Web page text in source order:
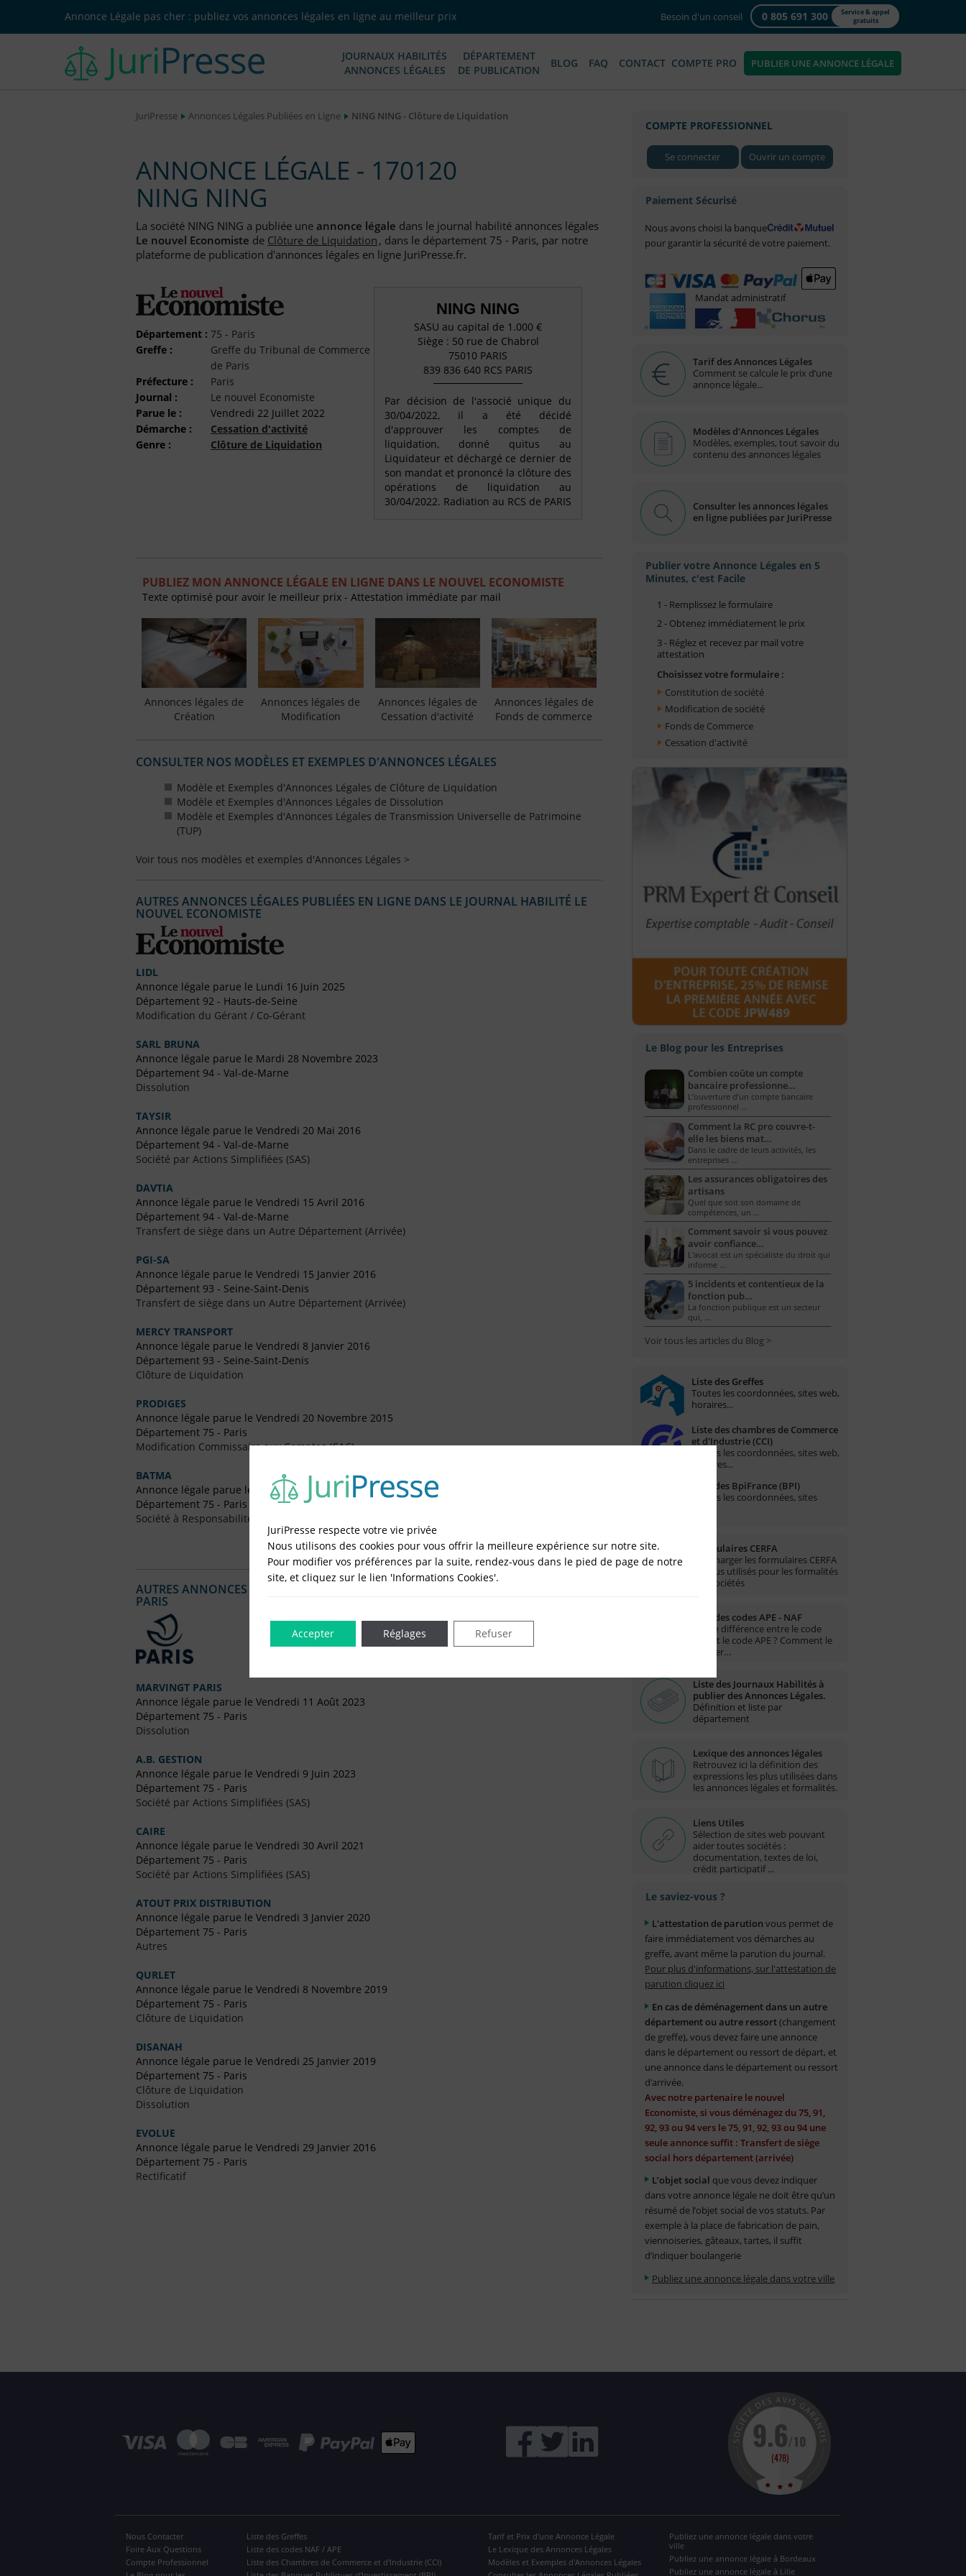
Annonce Légale pas cher : publiez vos annonces légales en ligne au meilleur prix Besoin d'un conseil 0 805 691 300
Service & appel
gratuits
JOURNAUX HABILITÉS
ANNONCES LÉGALES
DÉPARTEMENT
DE PUBLICATION
BLOG FAQ CONTACT COMPTE PRO PUBLIER UNE ANNONCE LÉGALE
JuriPresse Annonces Légales Publiées en Ligne NING NING - Clôture de Liquidation
ANNONCE LÉGALE - 170120
NING NING
La société NING NING a publiée une annonce légale dans le journal habilité annonces légales
Le nouvel Economiste de Clôture de Liquidation, dans le département 75 - Paris, par notre
plateforme de publication d'annonces légales en ligne JuriPresse.fr.
Département : 75 - Paris
Greffe :
Greffe du Tribunal de Commerce
de Paris
Préfecture :
Paris
Journal :
Le nouvel Economiste
Parue le :
Vendredi 22 Juillet 2022
Démarche :
Cessation d'activité
Genre :
Clôture de Liquidation
NING NING
SASU au capital de 1.000 €
Siège : 50 rue de Chabrol
75010 PARIS
839 836 640 RCS PARIS
Par décision de l'associé unique du
30/04/2022, il a été décidé
d'approuver les comptes de
liquidation, donné quitus au
Liquidateur et déchargé ce dernier de
son mandat et prononcé la clôture des
opérations de liquidation au
30/04/2022. Radiation au RCS de PARIS
PUBLIEZ MON ANNONCE LÉGALE EN LIGNE DANS LE NOUVEL ECONOMISTE
Texte optimisé pour avoir le meilleur prix - Attestation immédiate par mail
Annonces légales de
Création
Annonces légales de
Modification
Annonces légales de
Cessation d'activité
Annonces légales de
Fonds de commerce
CONSULTER NOS MODÈLES ET EXEMPLES D'ANNONCES LÉGALES
Modèle et Exemples d'Annonces Légales de Clôture de Liquidation
Modèle et Exemples d'Annonces Légales de Dissolution
Modèle et Exemples d'Annonces Légales de Transmission Universelle de Patrimoine
(TUP)
Voir tous nos modèles et exemples d'Annonces Légales >
AUTRES ANNONCES LÉGALES PUBLIÉES EN LIGNE DANS LE JOURNAL HABILITÉ LE
NOUVEL ECONOMISTE
LIDL
Annonce légale parue le Lundi 16 Juin 2025
Département 92 - Hauts-de-Seine
Modification du Gérant / Co-Gérant
SARL BRUNA
Annonce légale parue le Mardi 28 Novembre 2023
Département 94 - Val-de-Marne
Dissolution
TAYSIR
Annonce légale parue le Vendredi 20 Mai 2016
Département 94 - Val-de-Marne
Société par Actions Simplifiées (SAS)
DAVTIA
Annonce légale parue le Vendredi 15 Avril 2016
Département 94 - Val-de-Marne
Transfert de siège dans un Autre Département (Arrivée)
PGI-SA
Annonce légale parue le Vendredi 15 Janvier 2016
Département 93 - Seine-Saint-Denis
Transfert de siège dans un Autre Département (Arrivée)
MERCY TRANSPORT
Annonce légale parue le Vendredi 8 Janvier 2016
Département 93 - Seine-Saint-Denis
Clôture de Liquidation
PRODIGES
Annonce légale parue le Vendredi 20 Novembre 2015
Département 75 - Paris
Modification Commissaire aux Comptes (CAC)
BATMA
Annonce légale parue le Vendredi 9 Octobre 2015
Département 75 - Paris
Société à Responsabilité Limitée (SARL)
AUTRES ANNONCES LÉGALES PUBLIÉES EN LIGNE DANS LE DÉPARTEMENT DU 75 -
PARIS
MARVINGT PARIS
Annonce légale parue le Vendredi 11 Août 2023
Département 75 - Paris
Dissolution
A.B. GESTION
Annonce légale parue le Vendredi 9 Juin 2023
Département 75 - Paris
Société par Actions Simplifiées (SAS)
CAIRE
Annonce légale parue le Vendredi 30 Avril 2021
Département 75 - Paris
Société par Actions Simplifiées (SAS)
ATOUT PRIX DISTRIBUTION
Annonce légale parue le Vendredi 3 Janvier 2020
Département 75 - Paris
Autres
QURLET
Annonce légale parue le Vendredi 8 Novembre 2019
Département 75 - Paris
Clôture de Liquidation
DISANAH
Annonce légale parue le Vendredi 25 Janvier 2019
Département 75 - Paris
Clôture de Liquidation
Dissolution
EVOLUE
Annonce légale parue le Vendredi 29 Janvier 2016
Département 75 - Paris
Rectificatif
COMPTE PROFESSIONNEL
Se connecter Ouvrir un compte
Paiement Sécurisé
Nous avons choisi la banque
pour garantir la sécurité de votre paiement.
Mandat administratif
Tarif des Annonces Légales
Comment se calcule le prix d’une
annonce légale...
Modèles d'Annonces Légales
Modèles, exemples, tout savoir du
contenu des annonces légales
Consulter les annonces légales
en ligne publiées par JuriPresse
Publier votre Annonce Légales en 5
Minutes, c'est Facile
1 - Remplissez le formulaire
2 - Obtenez immédiatement le prix
3 - Réglez et recevez par mail votre
attestation
Choisissez votre formulaire :
Constitution de société
Modification de société
Fonds de Commerce
Cessation d'activité
Le Blog pour les Entreprises
Combien coûte un compte
bancaire professionne…
L’ouverture d’un compte bancaire
professionnel …
Comment la RC pro couvre-t-
elle les biens mat…
Dans le cadre de leurs activités, les
entreprises …
Les assurances obligatoires des
artisans
Quel que soit son domaine de
compétences, un …
Comment savoir si vous pouvez
avoir confiance…
L'avocat est un spécialiste du droit qui
informe …
5 incidents et contentieux de la
fonction pub…
La fonction publique est un secteur
qui, …
Voir tous les articles du Blog >
Liste des Greffes
Toutes les coordonnées, sites web,
horaires...
Liste des chambres de Commerce
et d'Industrie (CCI)
Toutes les coordonnées, sites web,
horaires...
Liste des BpiFrance (BPI)
Toutes les coordonnées, sites
Formulaires CERFA
Télécharger les formulaires CERFA
les plus utilisés pour les formalités
des sociétés
Liste des codes APE - NAF
Quelle différence entre le code
NAF et le code APE ? Comment le
trouver…
Liste des Journaux Habilités à
publier des Annonces Légales.
Définition et liste par
département
Lexique des annonces légales
Retrouvez ici la définition des
expressions les plus utilisées dans
les annonces légales et formalités.
Liens Utiles
Sélection de sites web pouvant
aider toutes sociétés :
documentation, textes de loi,
crédit participatif ...
Le saviez-vous ?
L'attestation de parution vous permet de
faire immédiatement vos démarches au
greffe, avant même la parution du journal.
Pour plus d'informations, sur l'attestation de
parution cliquez ici
En cas de déménagement dans un autre
département ou autre ressort(changement
de greffe), vous devez faire une annonce
dans le département ou ressort de départ, et
une annonce dans le département ou ressort
d’arrivée.
Avec notre partenaire le nouvel
Economiste, si vous déménagez du 75, 91,
92, 93 ou 94 vers le 75, 91, 92, 93 ou 94 une
seule annonce suffit : Transfert de siège
social hors département (arrivée)
L’objet social que vous devez indiquer
dans votre annonce légale ne doit être qu’un
résumé de l’objet social de vos statuts. Par
exemple à la place de fabrication de pain,
viennoiseries, gâteaux, tartes, il suffit
d’indiquer boulangerie
Publiez une annonce légale dans votre ville
Nous Contacter
Foire Aux Questions
Compte Professionnel
Liste des Greffes
Liste des codes NAF / APE
Liste des Chambres de Commerce et d'Industrie (CCI)
Tarif et Prix d'une Annonce Légale
Le Lexique des Annonces Légales
Modèles et Exemples d'Annonces Légales
Publiez une annonce légale dans votre
ville
Publiez une annonce légale à Bordeaux
Publiez une annonce légale à Lille
JuriPresse respecte votre vie privée
Nous utilisons des cookies pour vous offrir la meilleure expérience sur notre site.
Pour modifier vos préférences par la suite, rendez-vous dans le pied de page de notre
site, et cliquez sur le lien 'Informations Cookies'.
Accepter Refuser
Réglages